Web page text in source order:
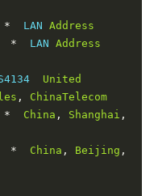
*
  LAN
Address
*
  LAN
Address
United
,
ChinaTelecom
* China , Shanghai ,
* China , Beijing ,